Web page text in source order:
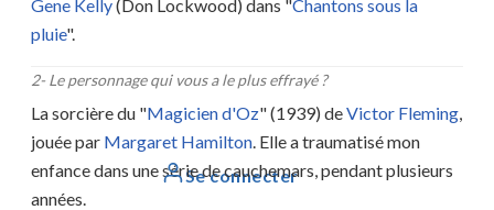
Se connecter
Gene Kelly(Don Lockwood) dans "Chantons sous la
pluie".
2-Le personnage qui vous a le plus effrayé ?
La sorcière du "Magicien d'Oz" (1939) deVictor Fleming
jouée par Margaret Hamilton . Elle a traumatisé mon
enfance dans une série de cauchemars, pendant plusieurs
années.